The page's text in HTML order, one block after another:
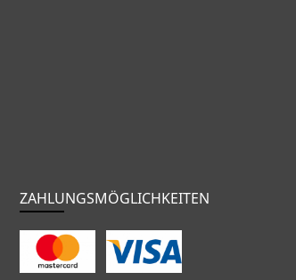
ZAHLUNGSMÖGLICHKEITEN